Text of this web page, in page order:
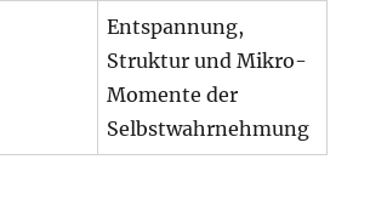
Entspannung,
Struktur und Mikro-
Momente der
Selbstwahrnehmung